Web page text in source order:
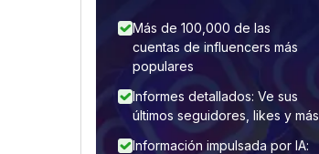
Más de 100,000 de las
cuentas de influencers más
populares
Informes detallados: Ve sus
últimos seguidores, likes y más
Información impulsada por IA: